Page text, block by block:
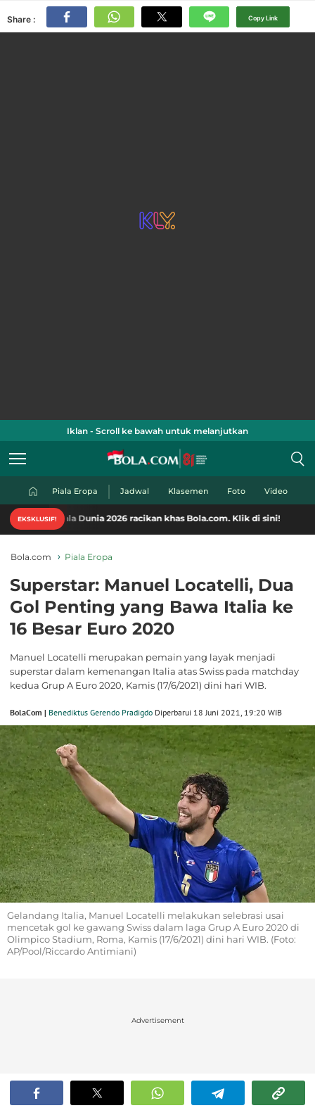
Share : Copy Link
Iklan - Scroll ke bawah untuk melanjutkan
Piala Eropa Jadwal Klasemen Foto Video
EKSKLUSIF!
Dunia 2026 racikan khas Bola.com. Klik di sini!
Bola.com Piala Eropa
Superstar: Manuel Locatelli, Dua
Gol Penting yang Bawa Italia ke
16 Besar Euro 2020
Manuel Locatelli merupakan pemain yang layak menjadi
superstar dalam kemenangan Italia atas Swiss pada matchday
kedua Grup A Euro 2020, Kamis (17/6/2021) dini hari WIB.
BolaCom | Benediktus Gerendo Pradigdo Diperbarui 18 Juni 2021, 19:20 WIB
Gelandang Italia, Manuel Locatelli melakukan selebrasi usai
mencetak gol ke gawang Swiss dalam laga Grup A Euro 2020 di
Olimpico Stadium, Roma, Kamis (17/6/2021) dini hari WIB. (Foto:
AP/Pool/Riccardo Antimiani)
Advertisement